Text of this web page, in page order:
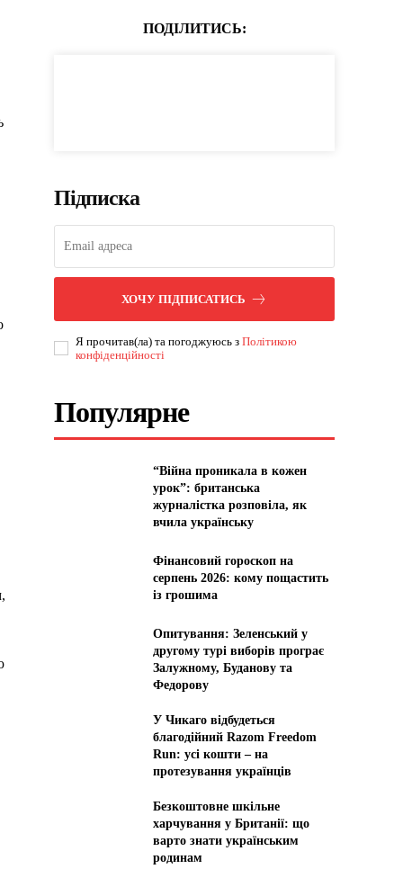
ПОДІЛИТИСЬ:
Підписка
ХОЧУ ПІДПИСАТИСЬ
Я прочитав(ла) та погоджуюсь зПолітикою
конфіденційності
Популярне
“Війна проникала в кожен
урок”: британська
журналістка розповіла, як
вчила українську
Фінансовий гороскоп на
серпень 2026: кому пощастить
із грошима
Опитування: Зеленський у
другому турі виборів програє
Залужному, Буданову та
Федорову
У Чикаго відбудеться
благодійний Razom Freedom
Run: усі кошти – на
протезування українців
Безкоштовне шкільне
харчування у Британії: що
варто знати українським
родинам